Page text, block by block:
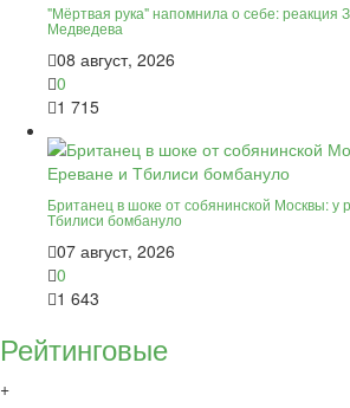
"Мёртвая рука" напомнила о себе: реакция
Медведева
08 август, 2026
0
1 715
Британец в шоке от собянинской Москвы: у
Тбилиси бомбануло
07 август, 2026
0
1 643
Рейтинговые
+